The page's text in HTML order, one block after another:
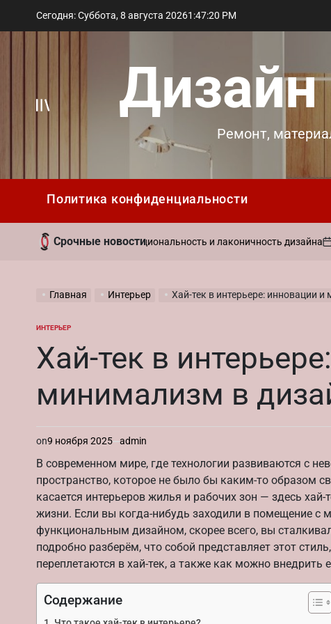
Сегодня: Суббота, 8 августа 20261 :47:21 PM
Вне
Дизайн
Ремонт,
Политика конфиденциальности
Срочные новости
в интерьере: функциональность и лаконичность дизайна
on
29
Главная Интерьер Хай-тек в интерьере: инновации
ОПУБЛИКОВАНО
ИНТЕРЬЕР
Хай-тек в
минимализм в
on9 ноября 2025 admin
В современном мире, где технологии развиваются с
пространство, которое не было бы каким-то образом
касается интерьеров жилья и рабочих зон — здесь
жизни. Если вы когда-нибудь заходили в помещение
функциональным дизайном, скорее всего, вы
подробно разберём, что собой представляет этот
переплетаются в хай-тек, а также как можно
Содержание